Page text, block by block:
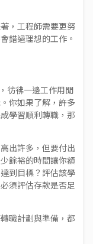
，工程師需要更努
錯過理想的工作。
彷彿一邊工作用閒
你如果了解，許多
學習順利轉職，那
出許多，但要付出
餘裕的時間讓你額
到目標？評估該學
須評估存款是否足
職計劃與準備，都